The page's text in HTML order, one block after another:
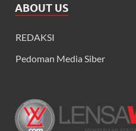
ABOUT US
REDAKSI
Pedoman Media Siber